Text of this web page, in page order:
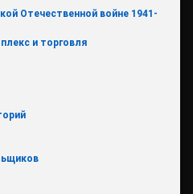
Отечественной войне 1941-
и торговля